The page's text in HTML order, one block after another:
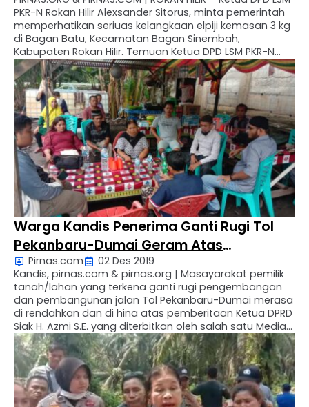
PKR-N Rokan Hilir Alexsander Sitorus, minta pemerintah
memperhatikan seriuas kelangkaan elpiji kemasan 3 kg
di Bagan Batu, Kecamatan Bagan Sinembah,
Kabupaten Rokan Hilir. Temuan Ketua DPD LSM PKR-N
Rokan Hilir ini berawal dari laporan masyarakat yang
datang mengadu ke kantornya, beralamat Jln. Lintas
Riau Km. …
Warga Kandis Penerima Ganti Rugi Tol
Pekanbaru-Dumai Geram Atas
Pernyataan Ketua DPRD Siak Di Media
Pirnas.com
02 Des 2019
Kandis, pirnas.com & pirnas.org | Masayarakat pemilik
tanah/lahan yang terkena ganti rugi pengembangan
dan pembangunan jalan Tol Pekanbaru-Dumai merasa
di rendahkan dan di hina atas pemberitaan Ketua DPRD
Siak H. Azmi S.E. yang diterbitkan oleh salah satu Media
di Riau dengan judul “Diganti Rugi Dengan Rp.180 juta Per
Hektar Untuk Tol Pekanbaru-Dumai Ibu-ibu di Kandis …